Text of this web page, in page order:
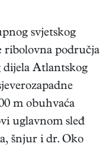
svjetskog
ribolovna područja
dijela Atlantskog
m obuhvaća
uglavnom sleđ
šnjur i dr. Oko